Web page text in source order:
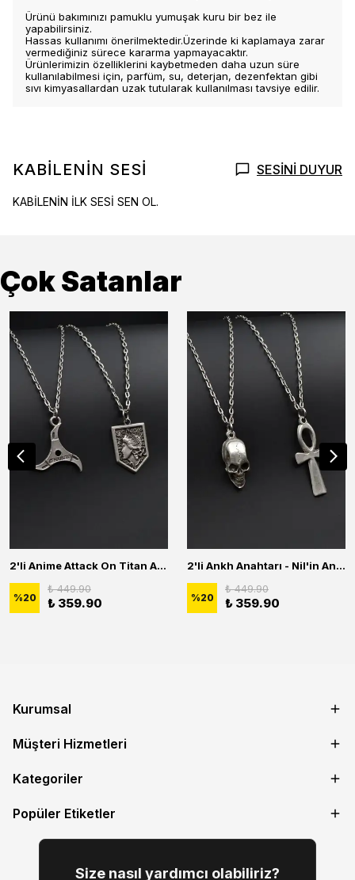
Ürünü bakımınızı pamuklu yumuşak kuru bir bez ile
yapabilirsiniz.
Hassas kullanımı önerilmektedir.Üzerinde ki kaplamaya zarar
vermediğiniz sürece kararma yapmayacaktır.
Ürünlerimizin özelliklerini kaybetmeden daha uzun süre
kullanılabilmesi için, parfüm, su, deterjan, dezenfektan gibi
sıvı kimyasallardan uzak tutularak kullanılması tavsiye edilir.
KABİLENİN SESİ SESİNİ DUYUR
KABİLENİN İLK SESİ SEN OL.
Çok Satanlar
2'li Anime Attack On Titan Acrylic Maria Anime Naruto Erkek Kadın Kolye Seti
%20
₺ 449.90
₺ 359.90
2'li Ankh Anahtarı - Nil'in Anahtarı - Kuru Kafa Erkek Kadın Kolye Seti
%20
₺ 449.90
₺ 359.90
Kurumsal
Müşteri Hizmetleri
Kategoriler
Popüler Etiketler
Size nasıl yardımcı olabiliriz?